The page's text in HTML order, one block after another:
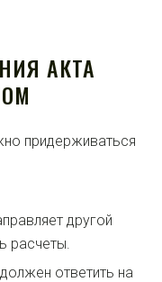
АКТА
придерживаться
другой
расчеты.
ответить на